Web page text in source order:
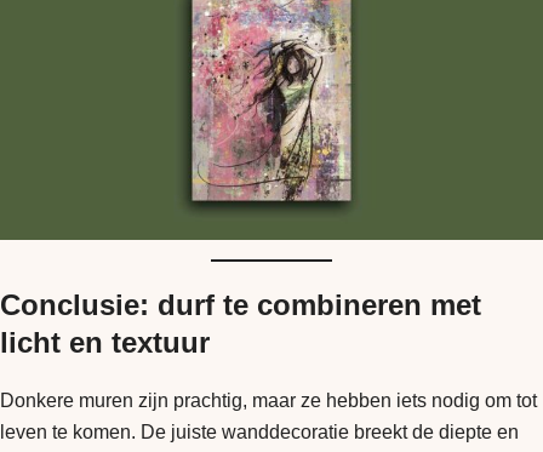
Conclusie: durf te combineren met
licht en textuur
Donkere muren zijn prachtig, maar ze hebben iets nodig om tot
leven te komen. De juiste wanddecoratie breekt de diepte en